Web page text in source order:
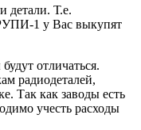
детали. Т.е.
1 у Вас выкупят
отличаться.
радиодеталей,
Так как заводы есть
учесть расходы